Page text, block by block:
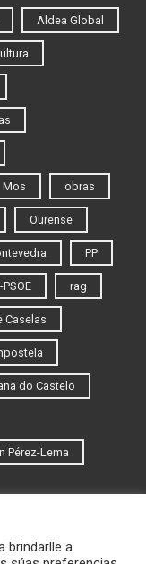
Aldea Global
Mos obras
Ourense
PP
rag
Caselas
do Castelo
Pérez-Lema
brindarlle a